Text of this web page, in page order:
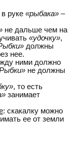
руке «рыбака» –
не дальше чем на
«удочку»,
должны
нее.
ними должно
не должны
, то есть
занимает
: скакалку можно
ее от земли